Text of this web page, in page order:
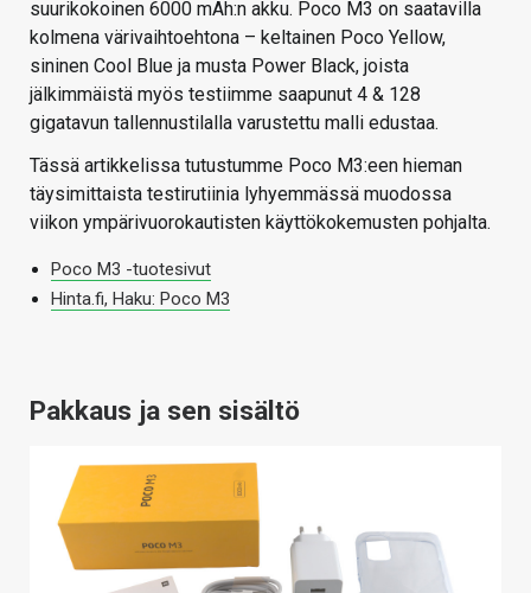
suurikokoinen 6000 mAh:n akku. Poco M3 on saatavilla
kolmena värivaihtoehtona – keltainen Poco Yellow,
sininen Cool Blue ja musta Power Black, joista
jälkimmäistä myös testiimme saapunut 4 & 128
gigatavun tallennustilalla varustettu malli edustaa.
Tässä artikkelissa tutustumme Poco M3:een hieman
täysimittaista testirutiinia lyhyemmässä muodossa
viikon ympärivuorokautisten käyttökokemusten pohjalta.
Poco M3 -tuotesivut
Hinta.fi, Haku: Poco M3
Pakkaus ja sen sisältö